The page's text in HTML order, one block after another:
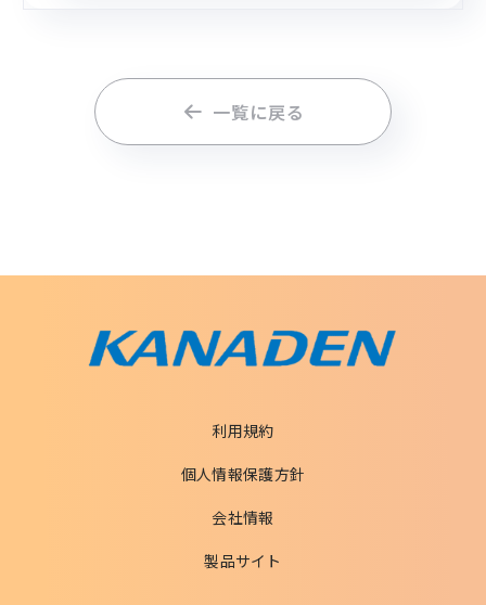
一覧に戻る
利用規約
個人情報保護方針
会社情報
製品サイト